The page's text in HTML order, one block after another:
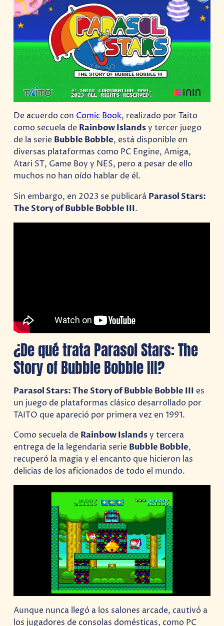
De acuerdo con Comic Book, realizado por Taito
como secuela de Rainbow Islandsy tercer juego
de la serie Bubble Bobble, está disponible en
diversas plataformas como PC Engine, Amiga,
Atari ST, Game Boy y NES, pero a pesar de ello
muchos no han oído hablar de él.
Sin embargo, en 2023 se publicará Parasol Stars:
The Story of Bubble Bobble III.
¿De qué trata Parasol Stars: The
Story of Bubble Bobble III?
Parasol Stars: The Story of Bubble Bobble III es
un juego de plataformas clásico desarrollado por
TAITO que apareció por primera vez en 1991.
Como secuela de Rainbow Islandsy tercera
entrega de la legendaria serie Bubble Bobble,
recuperó la magia y el encanto que hicieron las
delicias de los aficionados de todo el mundo.
Aunque nunca llegó a los salones arcade, cautivó a
los jugadores de consolas domésticas, como PC